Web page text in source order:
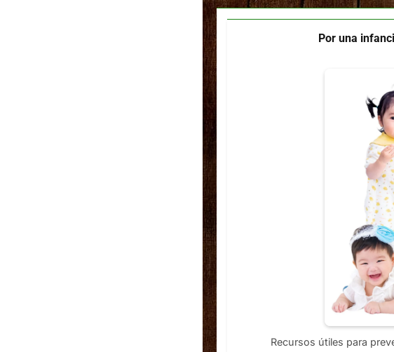
Por una
Recursos útiles para